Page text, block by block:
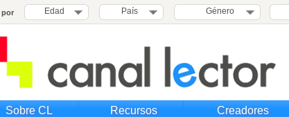
por Edad País Género
Sobre CL Recursos Creadores